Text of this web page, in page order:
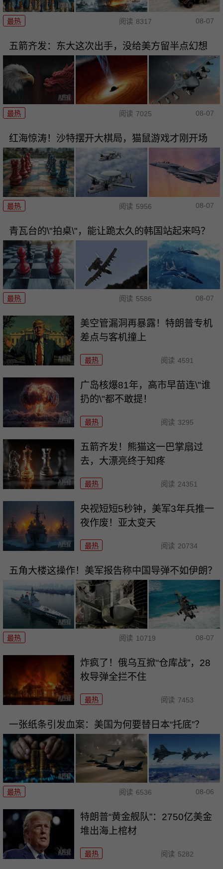
最热 阅读 8317 08-07
五箭齐发：东大这次出手，没给美方留半点幻想
最热 阅读 7025 08-07
红海惊涛！沙特摆开大棋局，猫鼠游戏才刚开场
最热 阅读 5956 08-07
青瓦台的\"拍桌\"，能让跪太久的韩国站起来吗？
最热 阅读 5586 08-07
美空管漏洞再暴露！特朗普专机
差点与客机撞上
最热 阅读 4591
广岛核爆81年，高市早苗连\"谁
扔的\"都不敢提！
最热 阅读 3295
五箭齐发！熊猫这一巴掌扇过
去，大漂亮终于知疼
最热 阅读 24351
央视短短5秒钟，美军3年兵推一
夜作废！亚太变天
最热 阅读 20734
五角大楼这操作！美军报告称中国导弹不如伊朗？
最热 阅读 10719 08-07
炸疯了！俄乌互掀“仓库战”，28
枚导弹全拦不住
最热 阅读 7453
一张纸条引发血案：美国为何要替日本“托底”？
最热 阅读 6536 08-06
特朗普“黄金舰队”：2750亿美金
堆出海上棺材
最热 阅读 5282